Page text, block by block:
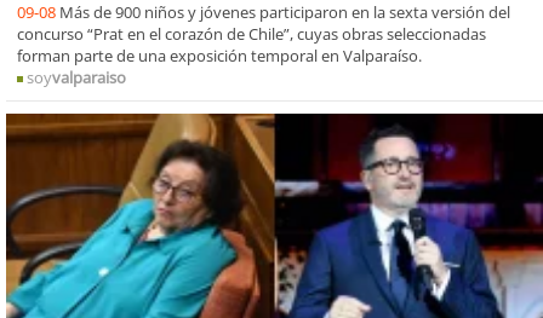
09-08 Más de 900 niños y jóvenes participaron en la sexta versión del
concurso “Prat en el corazón de Chile”, cuyas obras seleccionadas
forman parte de una exposición temporal en Valparaíso.
soyvalparaiso